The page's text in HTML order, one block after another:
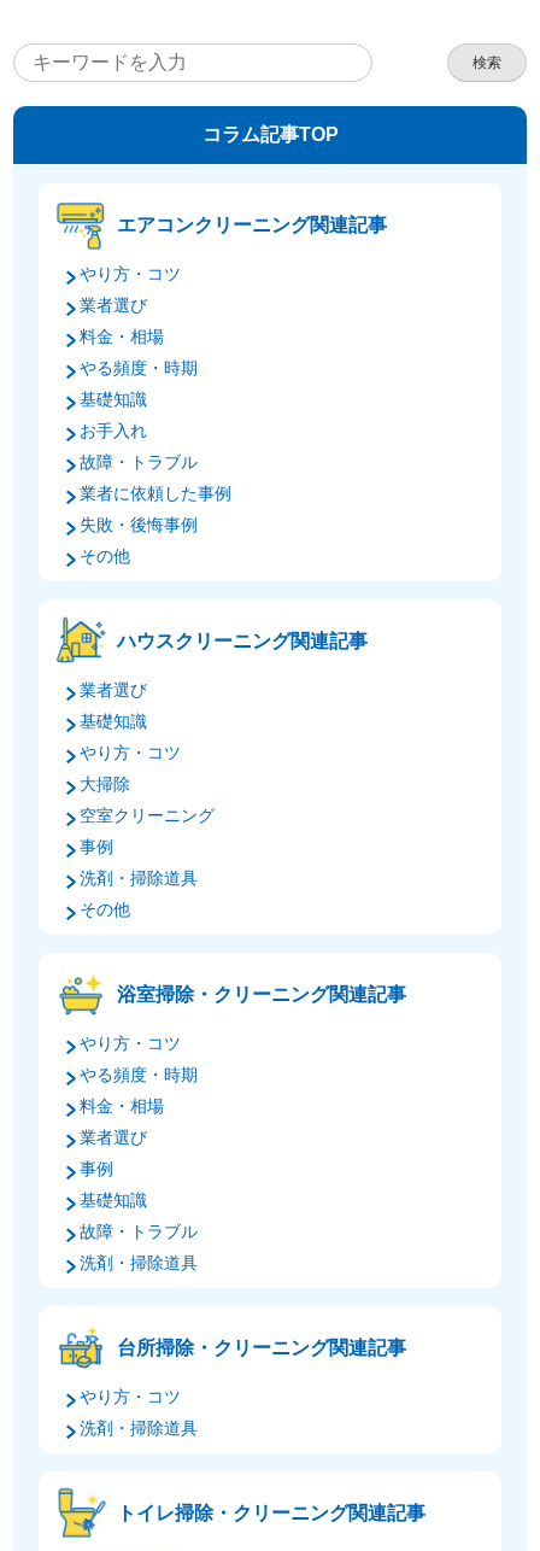
検索
コラム記事TOP
エアコンクリーニング関連記事
やり方・コツ
業者選び
料金・相場
やる頻度・時期
基礎知識
お手入れ
故障・トラブル
業者に依頼した事例
失敗・後悔事例
その他
ハウスクリーニング関連記事
業者選び
基礎知識
やり方・コツ
大掃除
空室クリーニング
事例
洗剤・掃除道具
その他
浴室掃除・クリーニング関連記事
やり方・コツ
やる頻度・時期
料金・相場
業者選び
事例
基礎知識
故障・トラブル
洗剤・掃除道具
台所掃除・クリーニング関連記事
やり方・コツ
洗剤・掃除道具
トイレ掃除・クリーニング関連記事